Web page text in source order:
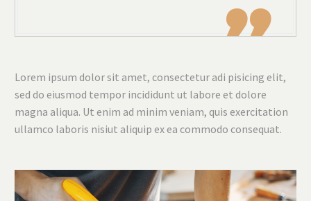

Lorem ipsum dolor sit amet, consectetur adi pisicing elit,
sed do eiusmod tempor incididunt ut labore et dolore
magna aliqua. Ut enim ad minim veniam, quis exercitation
ullamco laboris nisiut aliquip ex ea commodo consequat.